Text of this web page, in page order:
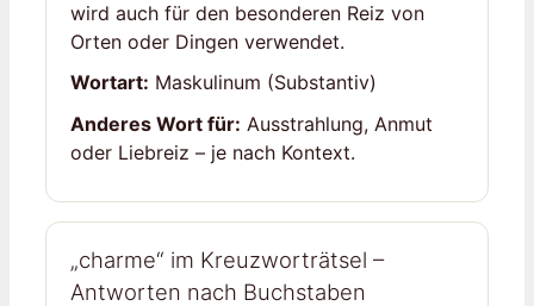
wird auch für den besonderen Reiz von
Orten oder Dingen verwendet.
Wortart: Maskulinum (Substantiv)
Anderes Wort für: Ausstrahlung, Anmut
oder Liebreiz – je nach Kontext.
„charme“ im Kreuzworträtsel –
Antworten nach Buchstaben